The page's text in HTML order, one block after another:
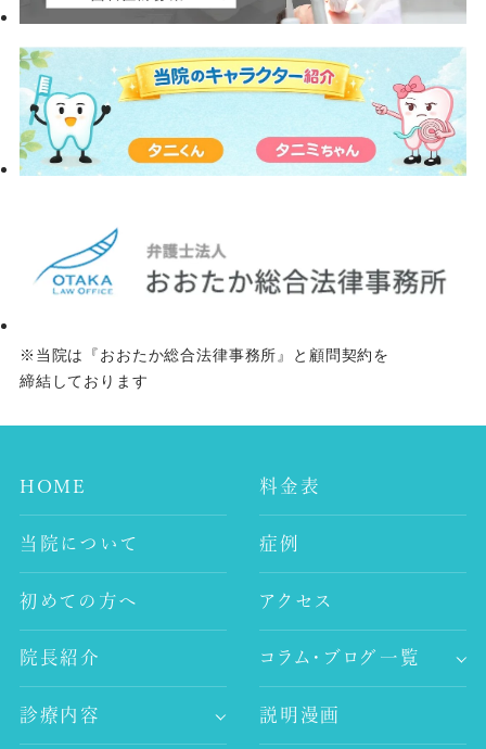
※当院は『おおたか総合法律事務所』と顧問契約を
締結しております
HOME
当院について
初めての方へ
院長紹介
診療内容
料金表
症例
アクセス
コラム・ブログ一覧
-歯科コラム
説明漫画